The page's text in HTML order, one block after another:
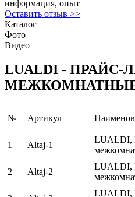
информация, опыт
Оставить отзыв >>
Каталог
Фото
Видео
LUALDI - ПРАЙС-
№ Артикул
1 Altaj-1
LUALDI,
2 Altaj-2
LUALDI,
LUALDI,